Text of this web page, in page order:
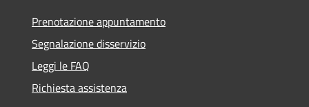
Prenotazione appuntamento
Segnalazione disservizio
Leggi le FAQ
Richiesta assistenza